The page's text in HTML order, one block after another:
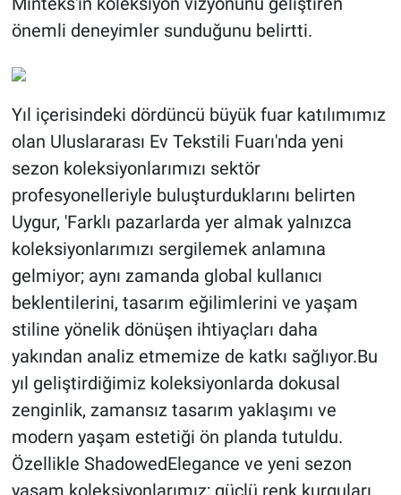
önemli deneyimler sunduğunu belirtti.
Yıl içerisindeki dördüncü büyük fuar katılımımız
olan Uluslararası Ev Tekstili Fuarı'nda yeni
sezon koleksiyonlarımızı sektör
profesyonelleriyle buluşturduklarını belirten
Uygur, 'Farklı pazarlarda yer almak yalnızca
koleksiyonlarımızı sergilemek anlamına
gelmiyor; aynı zamanda global kullanıcı
beklentilerini, tasarım eğilimlerini ve yaşam
stiline yönelik dönüşen ihtiyaçları daha
yakından analiz etmemize de katkı sağlıyor.Bu
yıl geliştirdiğimiz koleksiyonlarda dokusal
zenginlik, zamansız tasarım yaklaşımı ve
modern yaşam estetiği ön planda tutuldu.
Özellikle ShadowedElegance ve yeni sezon